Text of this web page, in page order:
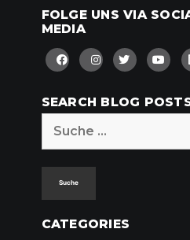
FOLGE UNS VIA
MEDIA
SEARCH BLOG
CATEGORIES